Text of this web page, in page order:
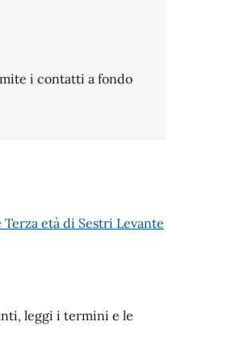
i contatti a fondo
età di Sestri Levante
leggi i termini e le